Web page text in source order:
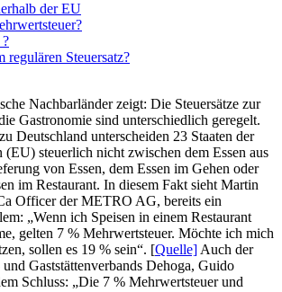
der EU
regulären Steuersatz?
Nachbarländer zeigt: Die Steuersätze zur
Gastronomie sind unterschiedlich geregelt.
Deutschland unterscheiden 23 Staaten der
steuerlich nicht zwischen dem Essen aus
von Essen, dem Essen im Gehen oder
im Restaurant. In diesem Fakt sieht Martin
Officer der METRO AG, bereits ein
„Wenn ich Speisen in einem Restaurant
gelten 7 % Mehrwertsteuer. Möchte ich mich
sollen es 19 % sein“. [Quelle]Auch der
Gaststättenverbands Dehoga, Guido
Schluss: „Die 7 % Mehrwertsteuer und